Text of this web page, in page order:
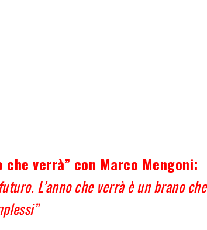
che verrà” con Marco Mengoni:
L’anno che verrà è un brano che